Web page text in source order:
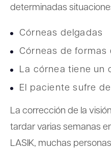
determinadas
Córneas delgadas
Córneas de formas
La córnea tiene un
El paciente sufre
La corrección de la
tardar varias semanas
LASIK, muchas